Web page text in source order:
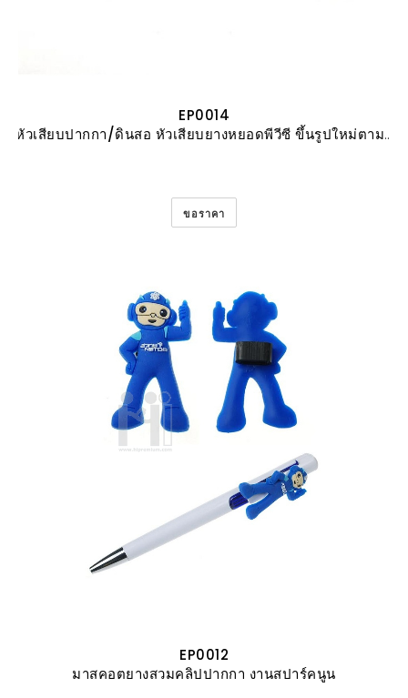
EP0014
หัวเสียบปากกา/ดินสอ หัวเสียบยางหยอดพีวีซี ขึ้นรูปใหม่ตามสั่ง
ขอราคา
EP0012
มาสคอตยางสวมคลิปปากกา งานสปาร์คนูน